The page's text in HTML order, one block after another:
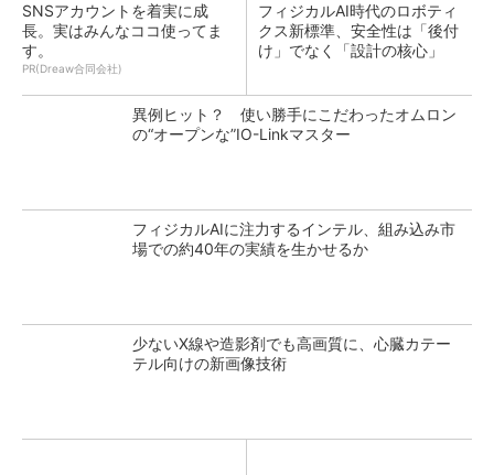
SNSアカウントを着実に成
長。実はみんなココ使ってま
す。
PR(Dreaw合同会社)
フィジカルAI時代のロボティ
クス新標準、安全性は「後付
け」でなく「設計の核心」
異例ヒット？ 使い勝手にこだわったオムロン
の“オープンな”IO-Linkマスター
フィジカルAIに注力するインテル、組み込み市
場での約40年の実績を生かせるか
少ないX線や造影剤でも高画質に、心臓カテー
テル向けの新画像技術